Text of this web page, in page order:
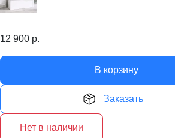
12 900 р.
В корзину
Заказать
Нет в наличии